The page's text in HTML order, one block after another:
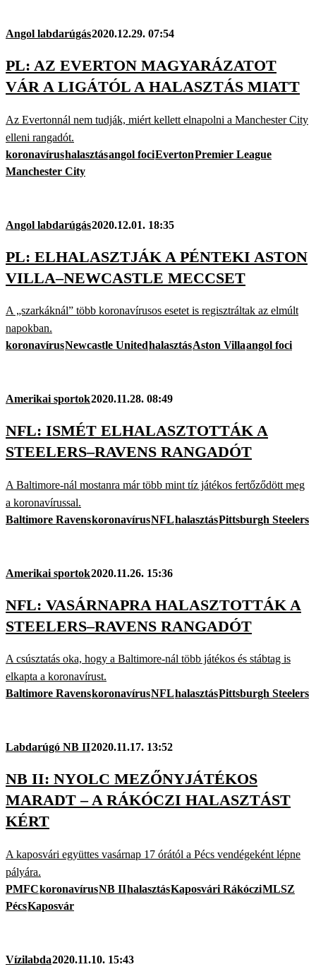
Angol labdarúgás2020.12.29. 07:54
PL: AZ EVERTON MAGYARÁZATOT
VÁR A LIGÁTÓL A HALASZTÁS MIATT
Az Evertonnál nem tudják, miért kellett elnapolni a Manchester City
elleni rangadót.
koronavírushalasztásangol fociEvertonPremier League
Manchester City
Angol labdarúgás2020.12.01. 18:35
PL: ELHALASZTJÁK A PÉNTEKI ASTON
VILLA–NEWCASTLE MECCSET
A „szarkáknál” több koronavírusos esetet is regisztráltak az elmúlt
napokban.
koronavírusNewcastle UnitedhalasztásAston Villaangol foci
Amerikai sportok2020.11.28. 08:49
NFL: ISMÉT ELHALASZTOTTÁK A
STEELERS–RAVENS RANGADÓT
A Baltimore-nál mostanra már több mint tíz játékos fertőződött meg
a koronavírussal.
Baltimore RavenskoronavírusNFLhalasztásPittsburgh Steelers
Amerikai sportok2020.11.26. 15:36
NFL: VASÁRNAPRA HALASZTOTTÁK A
STEELERS–RAVENS RANGADÓT
A csúsztatás oka, hogy a Baltimore-nál több játékos és stábtag is
elkapta a koronavírust.
Baltimore RavenskoronavírusNFLhalasztásPittsburgh Steelers
Labdarúgó NB II2020.11.17. 13:52
NB II: NYOLC MEZŐNYJÁTÉKOS
MARADT – A RÁKÓCZI HALASZTÁST
KÉRT
A kaposvári együttes vasárnap 17 órától a Pécs vendégeként lépne
pályára.
PMFCkoronavírusNB IIhalasztásKaposvári RákócziMLSZ
PécsKaposvár
Vízilabda2020.11.10. 15:43